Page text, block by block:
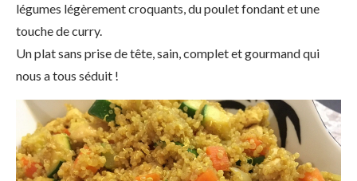
légumes légèrement croquants, du poulet fondant et une
touche de curry.
Un plat sans prise de tête, sain, complet et gourmand qui
nous a tous séduit !